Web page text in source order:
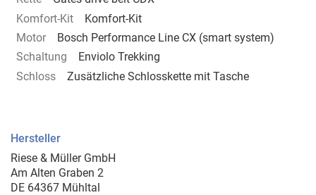
Komfort-Kit
Komfort-Kit
Motor
Bosch Performance Line CX (smart system)
Schaltung
Enviolo Trekking
Schloss
Zusätzliche Schlosskette mit Tasche
Hersteller
Riese & Müller GmbH
Am Alten Graben 2
DE 64367 Mühltal